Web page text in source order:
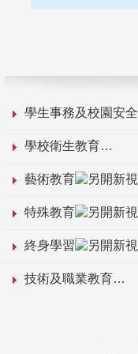
學生事務及校園安全
學校衛生教育
藝術教育
特殊教育
終身學習
技術及職業教育